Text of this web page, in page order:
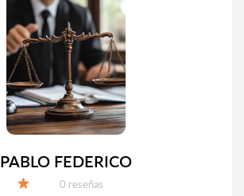
PABLO FEDERICO
Número de reseñas:
0 reseñas